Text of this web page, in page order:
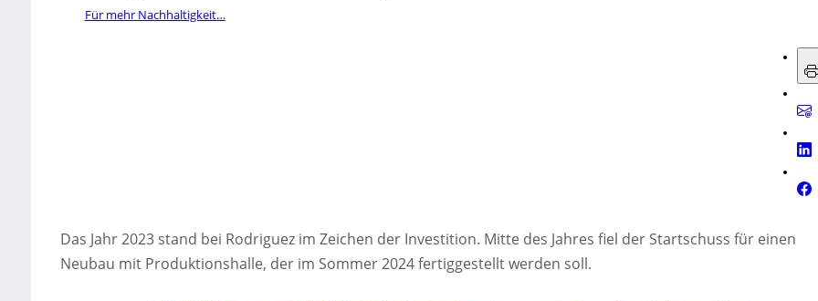
Für mehr Nachhaltigkeit…
Das Jahr 2023 stand bei Rodriguez im Zeichen der Investition. Mitte des Jahres fiel der Startschuss für einen
Neubau mit Produktionshalle, der im Sommer 2024 fertiggestellt werden soll.